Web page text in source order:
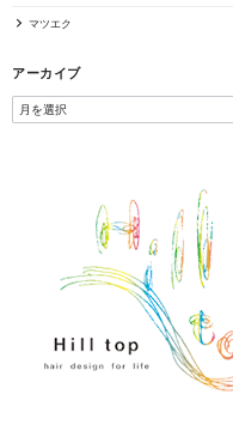
マツエク
アーカイブ